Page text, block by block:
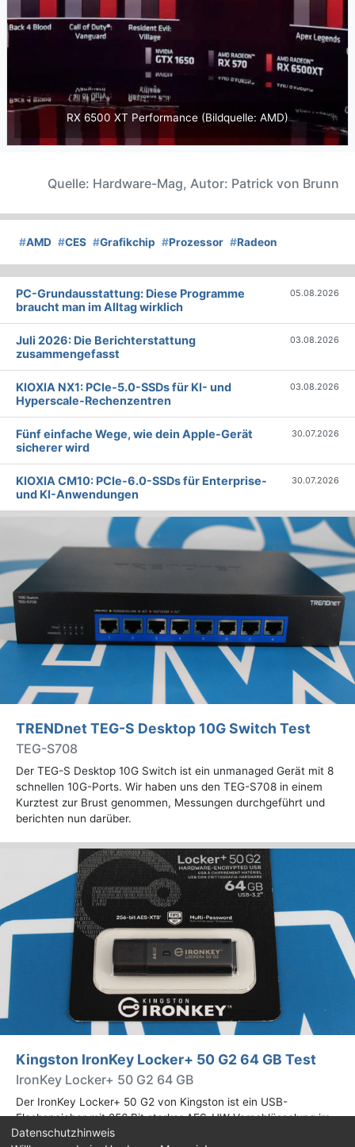
RX 6500 XT Performance (Bildquelle: AMD)
Quelle: Hardware-Mag, Autor: Patrick von Brunn
#AMD #CES #Grafikchip #Prozessor #Radeon
PC-Grundausstattung: Diese Programme
braucht man im Alltag wirklich
05.08.2026
Juli 2026: Die Bericht­erstattung
zusammengefasst
03.08.2026
KIOXIA NX1: PCIe-5.0-SSDs für KI- und
Hyperscale-Rechenzentren
03.08.2026
Fünf einfache Wege, wie dein Apple-Gerät
sicherer wird
30.07.2026
KIOXIA CM10: PCIe-6.0-SSDs für Enterprise-
und KI-Anwendungen
30.07.2026
TRENDnet TEG-S Desktop 10G Switch Test
TEG-S708
Der TEG-S Desktop 10G Switch ist ein unmanaged Gerät mit 8
schnellen 10G-Ports. Wir haben uns den TEG-S708 in einem
Kurztest zur Brust genommen, Messungen durchgeführt und
berichten nun darüber.
Kingston IronKey Locker+ 50 G2 64 GB Test
IronKey Locker+ 50 G2 64 GB
Der IronKey Locker+ 50 G2 von Kingston ist ein USB-
Flashspeicher mit 256 Bit starker AES-HW-Verschlüsselung im
XTS-Modus. Wir haben das 64-GB-Modell im Praxistest
Datenschutzhinweis